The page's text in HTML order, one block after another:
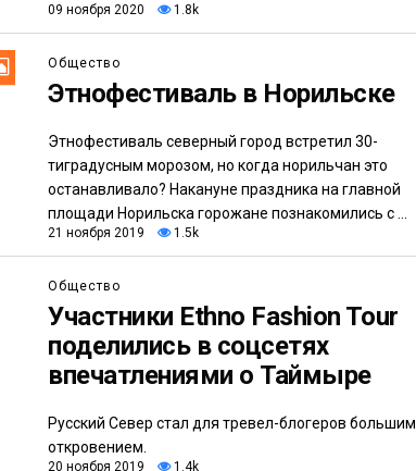
09 ноября 2020 1.8k
Общество
Этнофестиваль в Норильске
Этнофестиваль северный город встретил 30-
тиградусным морозом, но когда норильчан это
останавливало? Накануне праздника на главной
площади Норильска горожане познакомились с ...
21 ноября 2019 1.5k
Общество
Участники Ethno Fashion Tour
поделились в соцсетях
впечатлениями о Таймыре
Русский Север стал для тревел-блогеров большим
откровением.
20 ноября 2019 1.4k